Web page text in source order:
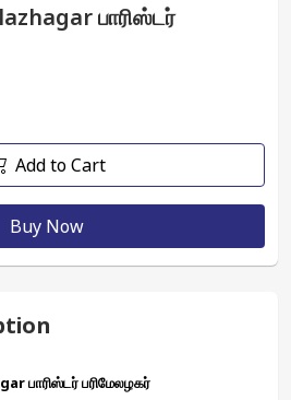
பாரிஸ்டர்
Add to Cart
Buy Now
பாரிஸ்டர் பரிமேலழகர்